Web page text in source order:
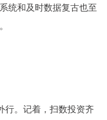
统和及时数据复古也至
行。记着，扫数投资齐